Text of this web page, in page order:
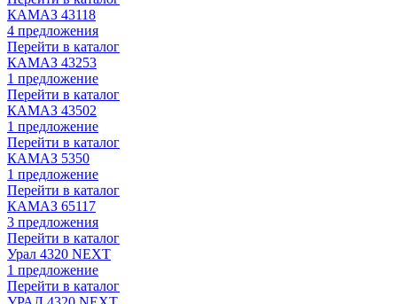
КАМАЗ 43118
4 предложения
Перейти в каталог
КАМАЗ 43253
1 предложение
Перейти в каталог
КАМАЗ 43502
1 предложение
Перейти в каталог
КАМАЗ 5350
1 предложение
Перейти в каталог
КАМАЗ 65117
3 предложения
Перейти в каталог
Урал 4320 NEXT
1 предложение
Перейти в каталог